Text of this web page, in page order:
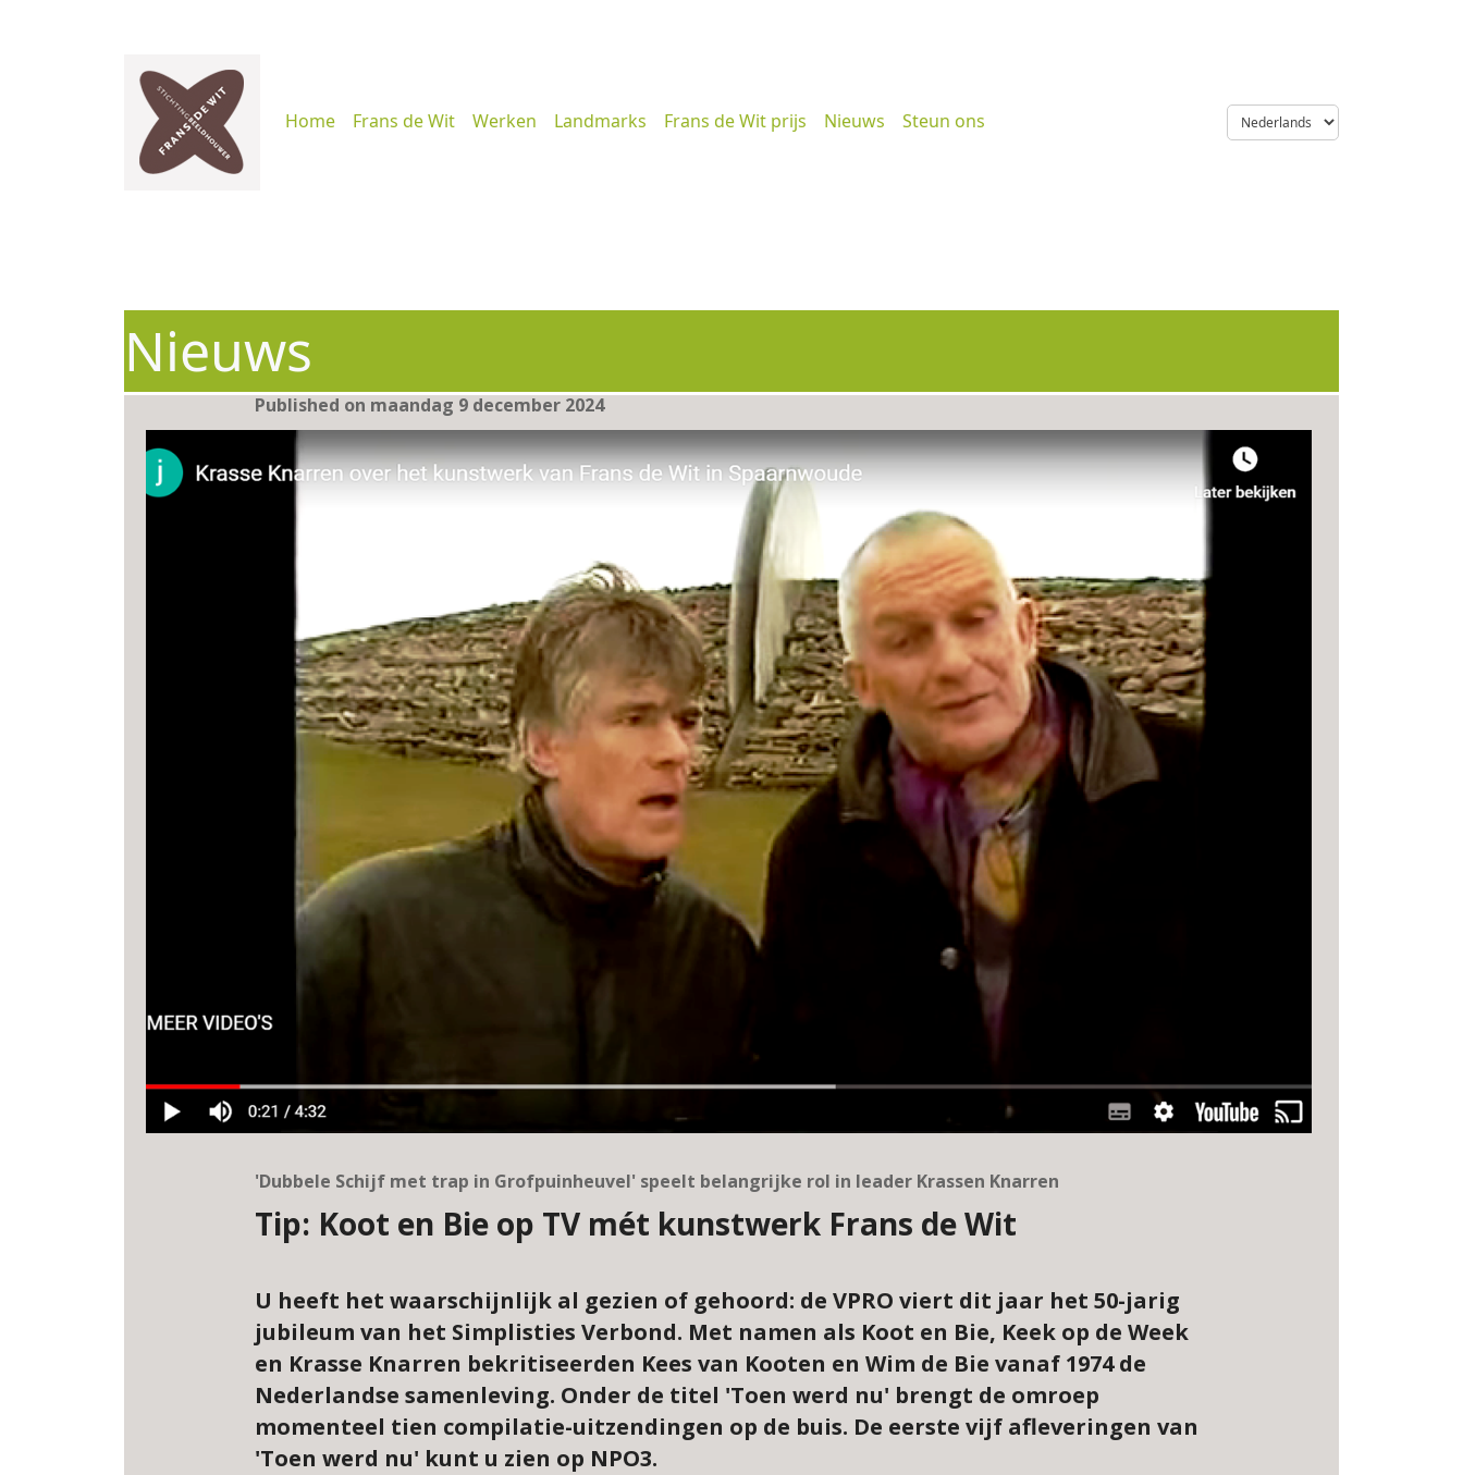
Home Frans de Wit Werken Landmarks Frans de Wit prijs Nieuws Steun ons language
Nieuws
Published on maandag 9 december 2024
'Dubbele Schijf met trap in Grofpuinheuvel' speelt belangrijke rol in leader Krassen Knarren
Tip: Koot en Bie op TV mét kunstwerk Frans de Wit
U heeft het waarschijnlijk al gezien of gehoord: de VPRO viert dit jaar het 50-jarig
jubileum van het Simplisties Verbond. Met namen als Koot en Bie, Keek op de Week
en Krasse Knarren bekritiseerden Kees van Kooten en Wim de Bie vanaf 1974 de
Nederlandse samenleving. Onder de titel 'Toen werd nu' brengt de omroep
momenteel tien compilatie-uitzendingen op de buis. De eerste vijf afleveringen van
'Toen werd nu' kunt u zien op NPO3.